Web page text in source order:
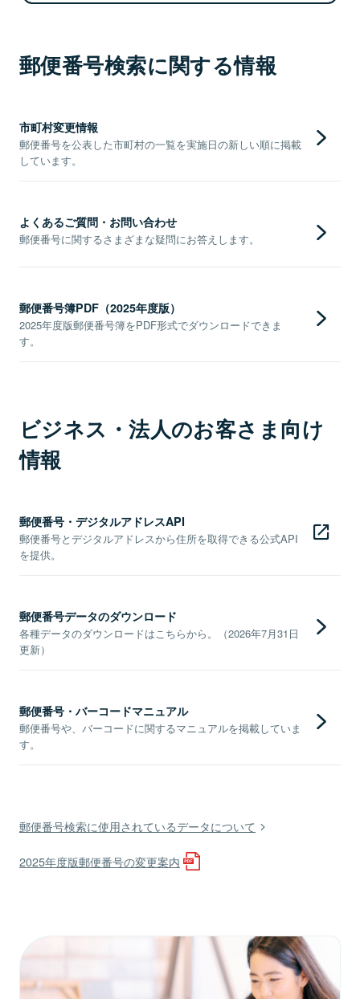
郵便番号検索に関する情報
市町村変更情報
郵便番号を公表した市町村の一覧を実施日の新しい順に掲載
しています。
よくあるご質問・お問い合わせ
郵便番号に関するさまざまな疑問にお答えします。
郵便番号簿PDF（2025年度版）
2025年度版郵便番号簿をPDF形式でダウンロードできま
す。
ビジネス・法人のお客さま向け
情報
郵便番号・デジタルアドレスAPI
郵便番号とデジタルアドレスから住所を取得できる公式API
を提供。
郵便番号データのダウンロード
各種データのダウンロードはこちらから。（2026年7月31日
更新）
郵便番号・バーコードマニュアル
郵便番号や、バーコードに関するマニュアルを掲載していま
す。
郵便番号検索に使用されているデータについて
2025年度版郵便番号の変更案内